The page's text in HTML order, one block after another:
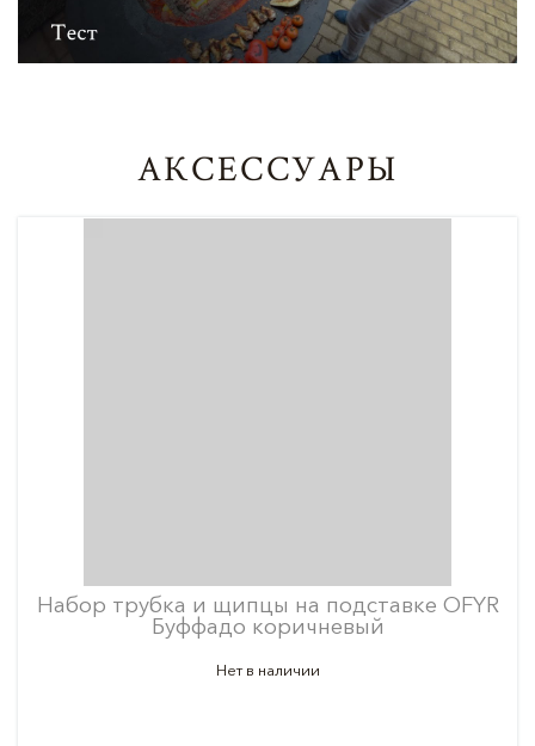
АКСЕССУАРЫ
Набор трубка и щипцы на подставке OFYR
Буффадо коричневый
Нет в наличии